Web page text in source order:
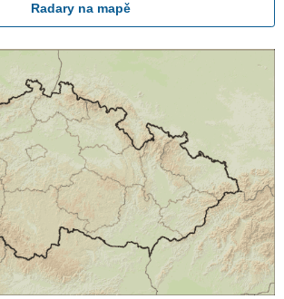
Radary na mapě